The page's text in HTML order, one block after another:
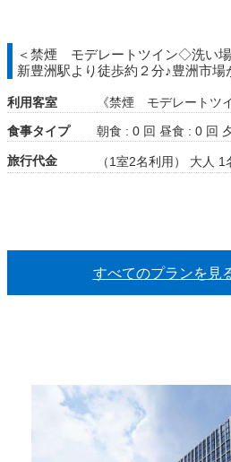
＜禁煙 モデレートツイン◇洗い
新豊洲駅より徒歩約２分♪豊洲市
利用客室
《禁煙 モデレートツ
食事タイプ
朝食 : 0 回 昼食 : 0 回
旅行代金 （1室2名利用） 大人 1
すべてのプランを見